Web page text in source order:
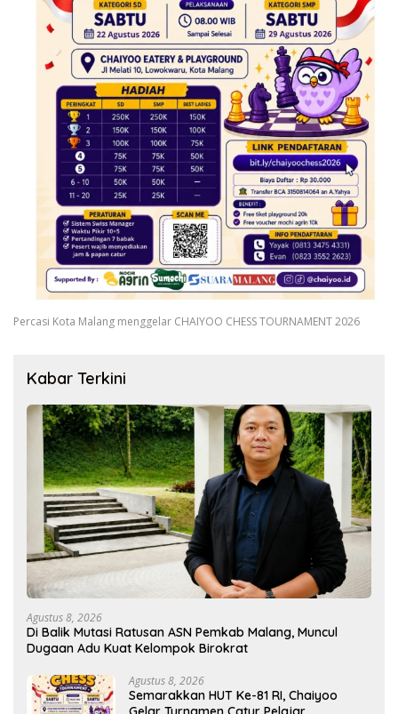
Percasi Kota Malang menggelar CHAIYOO CHESS TOURNAMENT 2026
Kabar Terkini
Agustus 8, 2026
Di Balik Mutasi Ratusan ASN Pemkab Malang, Muncul
Dugaan Adu Kuat Kelompok Birokrat
Agustus 8, 2026
Semarakkan HUT Ke-81 RI, Chaiyoo